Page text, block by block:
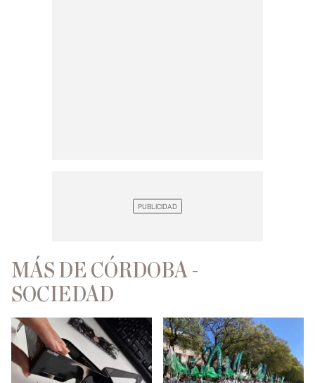
MÁS DE CÓRDOBA -
SOCIEDAD